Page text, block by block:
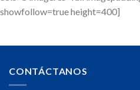
showfollow=true height=400]
CONTÁCTANOS